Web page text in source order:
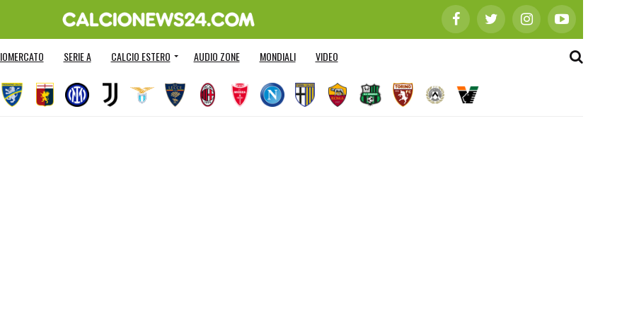
SERIE A CALCIO ESTERO AUDIO ZONE MONDIALI VIDEO